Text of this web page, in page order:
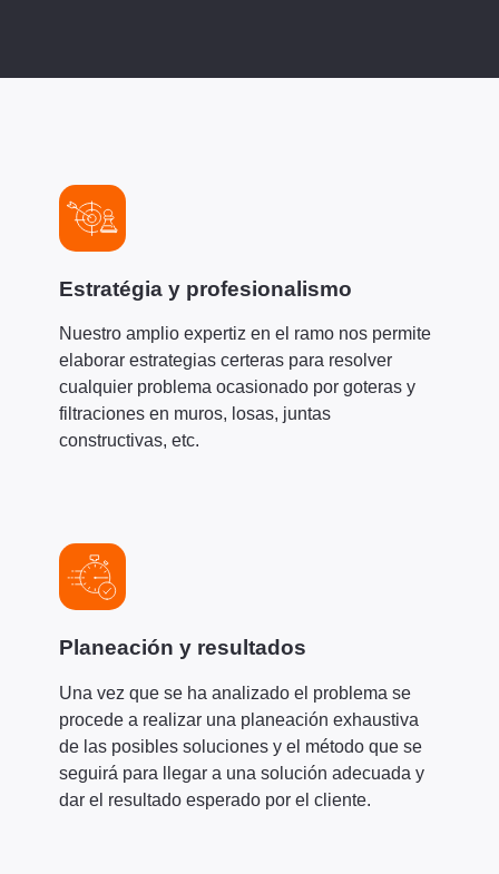
Estratégia y profesionalismo
Nuestro amplio expertiz en el ramo nos permite
elaborar estrategias certeras para resolver
cualquier problema ocasionado por goteras y
filtraciones en muros, losas, juntas
constructivas, etc.
Planeación y resultados
Una vez que se ha analizado el problema se
procede a realizar una planeación exhaustiva
de las posibles soluciones y el método que se
seguirá para llegar a una solución adecuada y
dar el resultado esperado por el cliente.